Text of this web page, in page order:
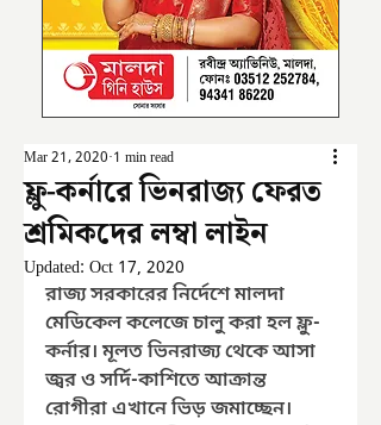
ফ্লু-কর্নারে ভিনরাজ্য ফেরত
শ্রমিকদের লম্বা লাইন
Mar 21, 2020 1 min read
Updated: Oct 17, 2020
রাজ্য সরকারের নির্দেশে মালদা
মেডিকেল কলেজে চালু করা হল ফ্লু-
কর্নার। মূলত ভিনরাজ্য থেকে আসা
জ্বর ও সর্দি-কাশিতে আক্রান্ত
রোগীরা এখানে ভিড় জমাচ্ছেন।